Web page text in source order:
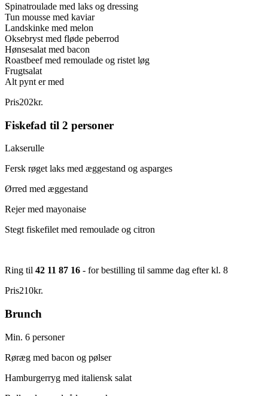
Spinatroulade med laks og dressing
Tun mousse med kaviar
Landskinke med melon
Oksebryst med fløde peberrod
Hønsesalat med bacon
Roastbeef med remoulade og ristet løg
Frugtsalat
Alt pynt er med
Pris202kr.
Fiskefad til 2 personer
Lakserulle
Fersk røget laks med æggestand og asparges
Ørred med æggestand
Rejer med mayonaise
Stegt fiskefilet med remoulade og citron
Ring til 42 11 87 16 - for bestilling til samme dag efter kl. 8
Pris210kr.
Brunch
Min. 6 personer
Røræg med bacon og pølser
Hamburgerryg med italiensk salat